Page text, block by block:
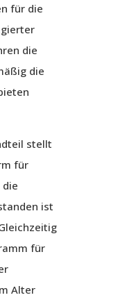
für die
die
die
stellt
für
ist
für
Alter